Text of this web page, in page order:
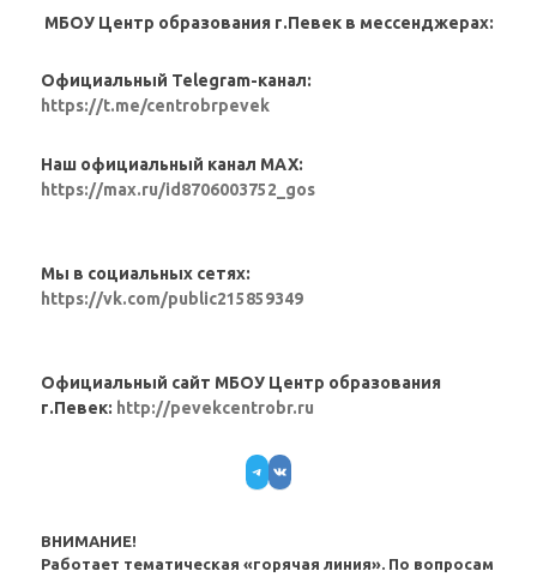
МБОУ Центр образования г.Певек в мессенджерах:
Официальный Telegram-канал:
https://t.me/centrobrpevek
Наш официальный канал MAX:
https://max.ru/id8706003752_gos
Мы в социальных сетях:
https://vk.com/public215859349
Официальный сайт МБОУ Центр образования
г.Певек: http://pevekcentrobr.ru
Telegram
VK
ВНИМАНИЕ!
Работает тематическая «горячая линия». По вопросам